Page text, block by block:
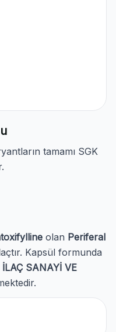
tamamı SGK
olan Periferal
Kapsül formunda
SANAYİ VE